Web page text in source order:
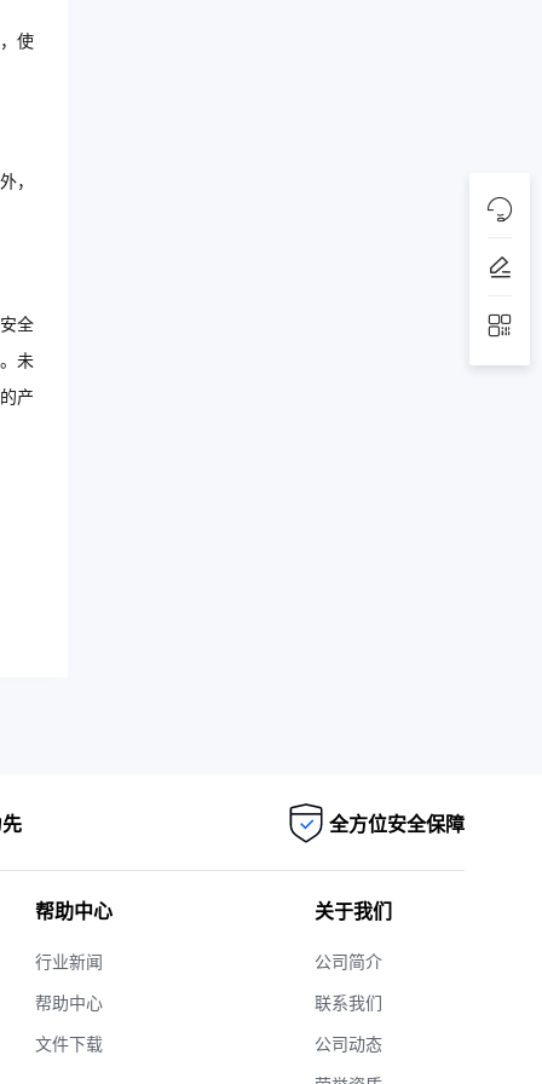
使
，
全
未
产
全方位安全保障
帮助中心
行业新闻
帮助中心
文件下载
关于我们
公司简介
联系我们
公司动态